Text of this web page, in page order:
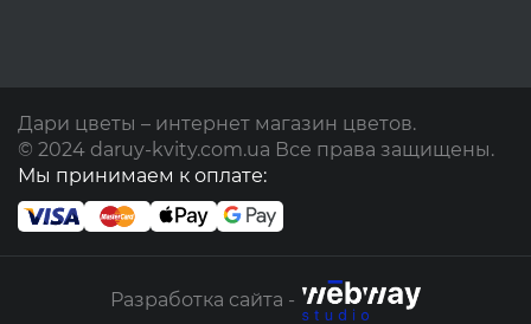
Дари цветы – интернет магазин цветов.
© 2024 daruy-kvity.com.ua Все права защищены.
Мы принимаем к оплате:
Разработка сайта -